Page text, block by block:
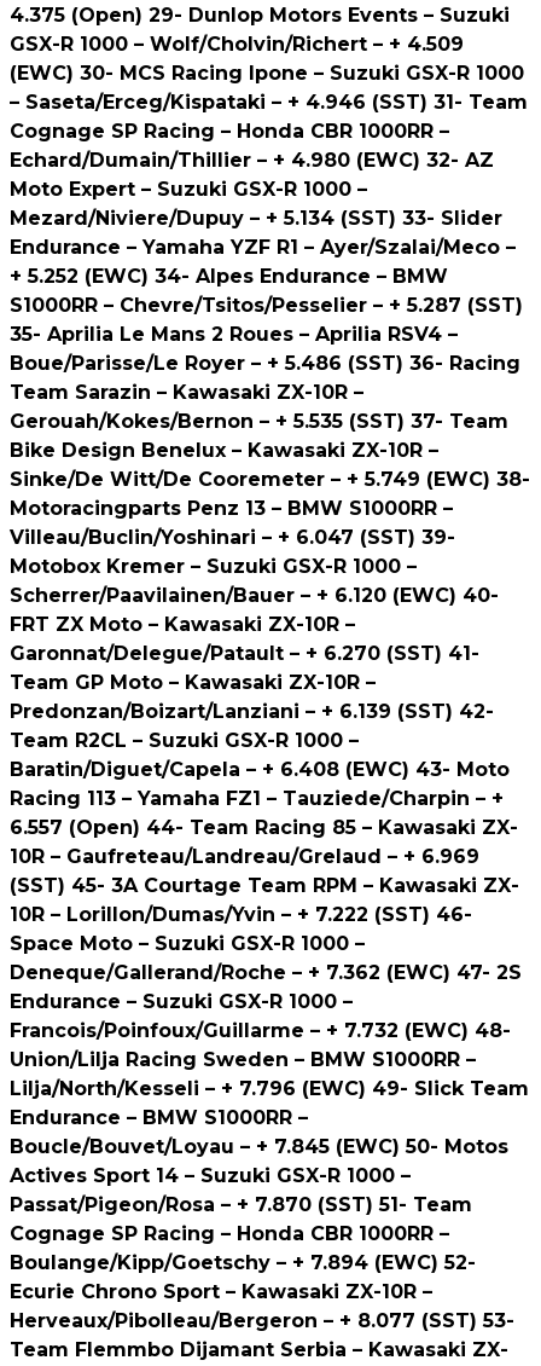
4.375 (Open) 29- Dunlop Motors Events – Suzuki
GSX-R 1000 – Wolf/Cholvin/Richert – + 4.509
(EWC) 30- MCS Racing Ipone – Suzuki GSX-R 1000
– Saseta/Erceg/Kispataki – + 4.946 (SST) 31- Team
Cognage SP Racing – Honda CBR 1000RR –
Echard/Dumain/Thillier – + 4.980 (EWC) 32- AZ
Moto Expert – Suzuki GSX-R 1000 –
Mezard/Niviere/Dupuy – + 5.134 (SST) 33- Slider
Endurance – Yamaha YZF R1 – Ayer/Szalai/Meco –
+ 5.252 (EWC) 34- Alpes Endurance – BMW
S1000RR – Chevre/Tsitos/Pesselier – + 5.287 (SST)
35- Aprilia Le Mans 2 Roues – Aprilia RSV4 –
Boue/Parisse/Le Royer – + 5.486 (SST) 36- Racing
Team Sarazin – Kawasaki ZX-10R –
Gerouah/Kokes/Bernon – + 5.535 (SST) 37- Team
Bike Design Benelux – Kawasaki ZX-10R –
Sinke/De Witt/De Cooremeter – + 5.749 (EWC) 38-
Motoracingparts Penz 13 – BMW S1000RR –
Villeau/Buclin/Yoshinari – + 6.047 (SST) 39-
Motobox Kremer – Suzuki GSX-R 1000 –
Scherrer/Paavilainen/Bauer – + 6.120 (EWC) 40-
FRT ZX Moto – Kawasaki ZX-10R –
Garonnat/Delegue/Patault – + 6.270 (SST) 41-
Team GP Moto – Kawasaki ZX-10R –
Predonzan/Boizart/Lanziani – + 6.139 (SST) 42-
Team R2CL – Suzuki GSX-R 1000 –
Baratin/Diguet/Capela – + 6.408 (EWC) 43- Moto
Racing 113 – Yamaha FZ1 – Tauziede/Charpin – +
6.557 (Open) 44- Team Racing 85 – Kawasaki ZX-
10R – Gaufreteau/Landreau/Grelaud – + 6.969
(SST) 45- 3A Courtage Team RPM – Kawasaki ZX-
10R – Lorillon/Dumas/Yvin – + 7.222 (SST) 46-
Space Moto – Suzuki GSX-R 1000 –
Deneque/Gallerand/Roche – + 7.362 (EWC) 47- 2S
Endurance – Suzuki GSX-R 1000 –
Francois/Poinfoux/Guillarme – + 7.732 (EWC) 48-
Union/Lilja Racing Sweden – BMW S1000RR –
Lilja/North/Kesseli – + 7.796 (EWC) 49- Slick Team
Endurance – BMW S1000RR –
Boucle/Bouvet/Loyau – + 7.845 (EWC) 50- Motos
Actives Sport 14 – Suzuki GSX-R 1000 –
Passat/Pigeon/Rosa – + 7.870 (SST) 51- Team
Cognage SP Racing – Honda CBR 1000RR –
Boulange/Kipp/Goetschy – + 7.894 (EWC) 52-
Ecurie Chrono Sport – Kawasaki ZX-10R –
Herveaux/Pibolleau/Bergeron – + 8.077 (SST) 53-
Team Flemmbo Dijamant Serbia – Kawasaki ZX-